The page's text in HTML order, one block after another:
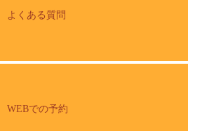
よくある質問
WEBでの予約